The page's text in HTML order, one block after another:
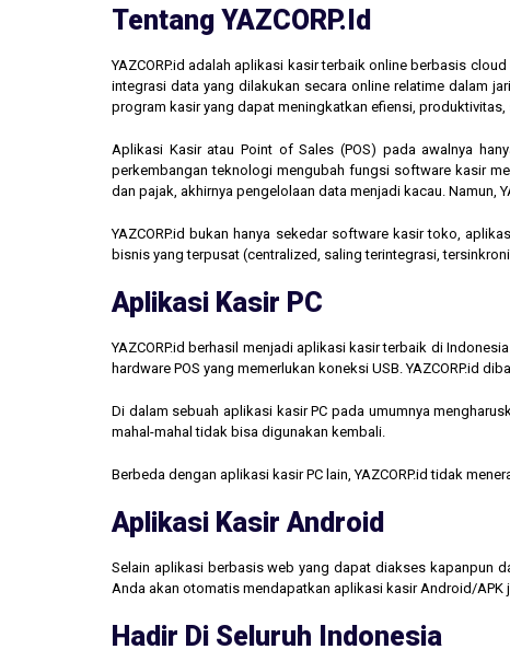
Tentang YAZCORP.id
YAZCORP.id adalah aplikasi kasir terbaik online berbasis
integrasi data yang dilakukan secara online relatime dalam
program kasir yang dapat meningkatkan efiensi,
Aplikasi Kasir atau Point of Sales (POS) pada awalnya
perkembangan teknologi mengubah fungsi software kasir
dan pajak, akhirnya pengelolaan data menjadi kacau. Namun,
YAZCORP.id bukan hanya sekedar software kasir toko,
bisnis yang terpusat (centralized, saling terintegrasi,
Aplikasi Kasir PC
YAZCORP.id berhasil menjadi aplikasi kasir terbaik di
hardware POS yang memerlukan koneksi USB. YAZCORP.id
Di dalam sebuah aplikasi kasir PC pada umumnya
mahal-mahal tidak bisa digunakan kembali.
Berbeda dengan aplikasi kasir PC lain, YAZCORP.id tidak
Aplikasi Kasir Android
Selain aplikasi berbasis web yang dapat diakses kapanpun
Anda akan otomatis mendapatkan aplikasi kasir Android/APK
Hadir Di Seluruh Indonesia